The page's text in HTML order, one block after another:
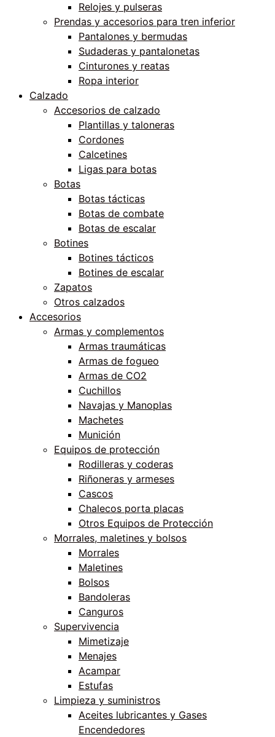
Relojes y pulseras
Prendas y accesorios para tren inferior
Pantalones y bermudas
Sudaderas y pantalonetas
Cinturones y reatas
Ropa interior
Calzado
Accesorios de calzado
Plantillas y taloneras
Cordones
Calcetines
Ligas para botas
Botas
Botas tácticas
Botas de combate
Botas de escalar
Botines
Botines tácticos
Botines de escalar
Zapatos
Otros calzados
Accesorios
Armas y complementos
Armas traumáticas
Armas de fogueo
Armas de CO2
Cuchillos
Navajas y Manoplas
Machetes
Munición
Equipos de protección
Rodilleras y coderas
Riñoneras y armeses
Cascos
Chalecos porta placas
Otros Equipos de Protección
Morrales, maletines y bolsos
Morrales
Maletines
Bolsos
Bandoleras
Canguros
Supervivencia
Mimetizaje
Menajes
Acampar
Estufas
Limpieza y suministros
Aceites lubricantes y Gases
Encendedores